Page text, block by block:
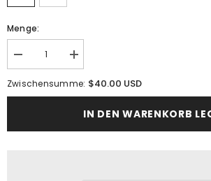
Menge:
verringern
für
Menge
erhöhen
für
OD7+
Zwischensumme: $40.00 USD
IN DEN WARENKORB